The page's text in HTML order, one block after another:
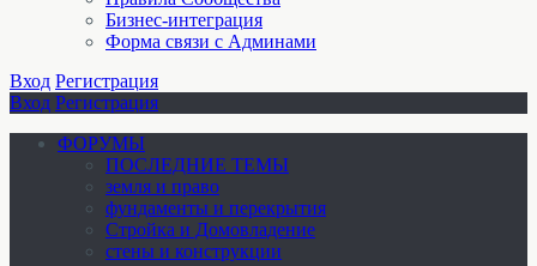
Бизнес-интеграция
Форма связи с Админами
Вход Регистрация
Вход Регистрация
ФОРУМЫ
ПОСЛЕДНИЕ ТЕМЫ
земля и право
фундаменты и перекрытия
Стройка и Домовладение
стены и конструкции